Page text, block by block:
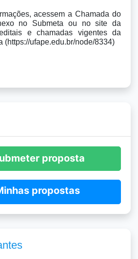
acessem a Chamada do
no Submeta ou no site da
e chamadas vigentes da
(https://ufape.edu.br/node/8334)
proposta
propostas